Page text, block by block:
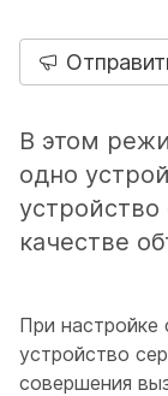
В этом
одно
качестве
При
устройство
совершения